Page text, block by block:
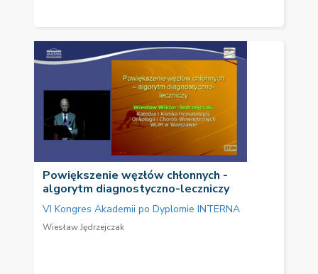
Powiększenie węzłów chłonnych -
algorytm diagnostyczno-leczniczy
VI Kongres Akademii po Dyplomie INTERNA
Wiesław Jędrzejczak